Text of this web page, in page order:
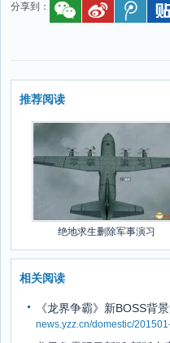
分享到：
推荐阅读
绝地求生删除军事演习
相关阅读
《龙界争霸》新BOSS背
news.yzz.cn/domestic/